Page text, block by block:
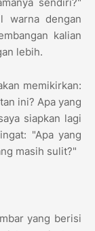
warna dengan
kalian
lebih.
memikirkan:
ini? Apa yang
siapkan lagi
"Apa yang
masih sulit?"
yang berisi